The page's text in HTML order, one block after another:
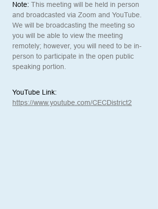
Note: This meeting will be held in person
and broadcasted via Zoom and YouTube.
We will be broadcasting the meeting so
you will be able to view the meeting
remotely; however, you will need to be in-
person to participate in the open public
speaking portion.
YouTube Link:
https://www.youtube.com/CECDistrict2